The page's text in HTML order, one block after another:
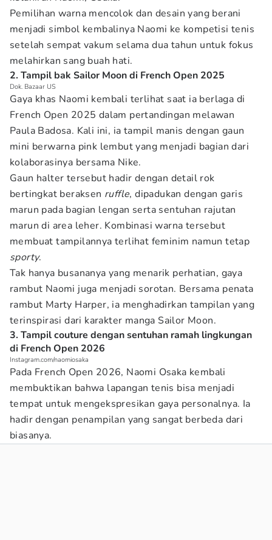
Pemilihan warna mencolok dan desain yang berani
menjadi simbol kembalinya Naomi ke kompetisi tenis
setelah sempat vakum selama dua tahun untuk fokus
melahirkan sang buah hati.
2. Tampil bak Sailor Moon di French Open 2025
Dok. Bazaar US
Gaya khas Naomi kembali terlihat saat ia berlaga di
French Open 2025 dalam pertandingan melawan
Paula Badosa. Kali ini, ia tampil manis dengan gaun
mini berwarna pink lembut yang menjadi bagian dari
kolaborasinya bersama Nike.
Gaun halter tersebut hadir dengan detail rok
bertingkat beraksen ruffle, dipadukan dengan garis
marun pada bagian lengan serta sentuhan rajutan
marun di area leher. Kombinasi warna tersebut
membuat tampilannya terlihat feminim namun tetap
sporty.
Tak hanya busananya yang menarik perhatian, gaya
rambut Naomi juga menjadi sorotan. Bersama penata
rambut Marty Harper, ia menghadirkan tampilan yang
terinspirasi dari karakter manga Sailor Moon.
3. Tampil couture dengan sentuhan ramah lingkungan
di French Open 2026
Instagram.com/naomiosaka
Pada French Open 2026, Naomi Osaka kembali
membuktikan bahwa lapangan tenis bisa menjadi
tempat untuk mengekspresikan gaya personalnya. Ia
hadir dengan penampilan yang sangat berbeda dari
biasanya.